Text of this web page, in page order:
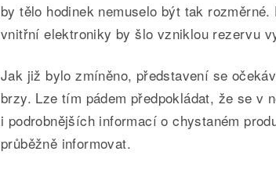
by tělo hodinek nemuselo být tak
vnitřní elektroniky by šlo vzniklou rezervu
Jak již bylo zmíněno, představení se
brzy. Lze tím pádem předpokládat, že se v
i podrobnějších informací o chystaném
průběžně informovat.